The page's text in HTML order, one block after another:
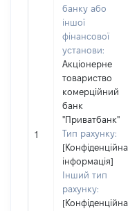
1
банку або
іншої
фінансової
установи:
Акціонерне
товариство
комерційний
банк
"Приватбанк"
Тип рахунку:
[Конфіденційна
інформація]
Інший тип
рахунку:
[Конфіденційна